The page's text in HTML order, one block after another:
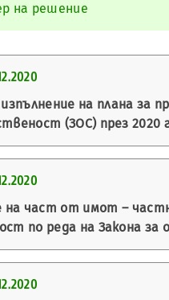
на решение
на плана за
(ЗОС) през 2020
на част от имот –
по реда на Закона